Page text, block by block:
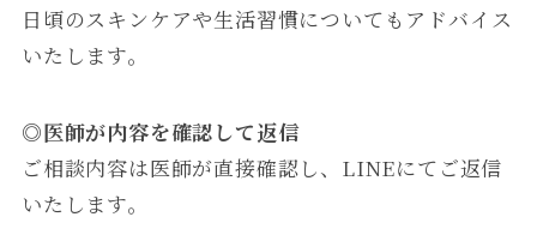
日頃のスキンケアや生活習慣についてもアドバイス
いたします。
◎医師が内容を確認して返信
ご相談内容は医師が直接確認し、LINEにてご返信
いたします。